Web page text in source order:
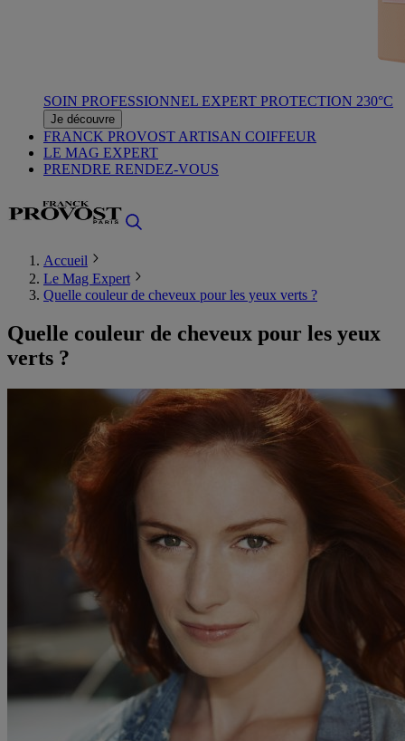
SOIN PROFESSIONNEL EXPERT PROTECTION 230°C
Je découvre
FRANCK PROVOST ARTISAN COIFFEUR
LE MAG EXPERT
PRENDRE RENDEZ-VOUS
Accueil
Le Mag Expert
Quelle couleur de cheveux pour les yeux verts ?
Quelle couleur de cheveux pour les yeux
verts ?